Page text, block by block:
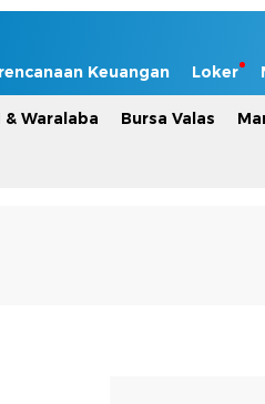
Keuangan Loker
& Waralaba Bursa Valas